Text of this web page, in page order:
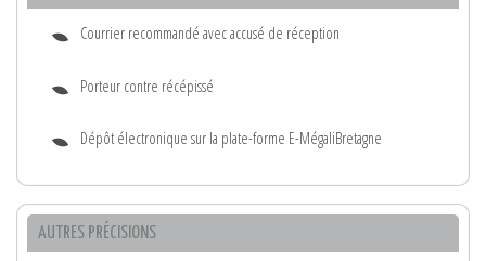
Courrier recommandé avec accusé de réception
Porteur contre récépissé
Dépôt électronique sur la plate-forme E-MégaliBretagne
AUTRES PRÉCISIONS